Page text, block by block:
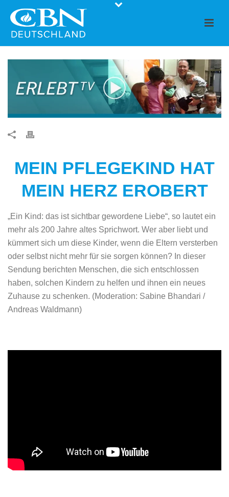
MEIN PFLEGEKIND HAT
MEIN HERZ EROBERT
„Ein Kind: das ist sichtbar gewordene Liebe“, so lautet ein
mehr als 200 Jahre altes Sprichwort. Wer aber liebt und
kümmert sich um diese Kinder, wenn die Eltern versterben
oder selbst nicht mehr für sie sorgen können? In dieser
Sendung berichten Menschen, die sich entschlossen
haben, solchen Kindern zu helfen und ihnen ein neues
Zuhause zu schenken. (Moderation: Sabine Bhandari /
Andreas Waldmann)